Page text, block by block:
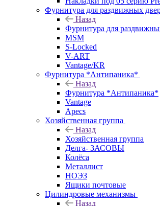
Фурнитура для раздвижных
Назад
Фурнитура для
MSM
S-Locked
V-ART
Vantage/KR
Фурнитура *Антипаника*
Назад
Фурнитура *Антипаника*
Vantage
Apecs
Хозяйственная группа
Назад
Хозяйственная группа
Делга- ЗАСОВЫ
Колёса
Металлист
НОЭЗ
Ящики почтовые
Цилиндровые механизмы
Назад